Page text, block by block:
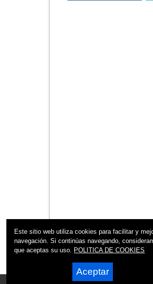
Este sitio web utiliza cookies para facilitar y
navegación. Si continúas navegando,
que aceptas su uso. POLITICA DE COOKIES
Aceptar